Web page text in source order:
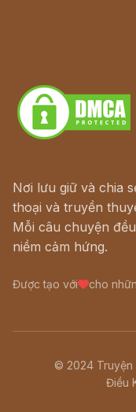
Nơi lưu giữ và chia
thoại và truyền
Mỗi câu chuyện
niềm cảm hứng.
Được tạo với cho
© 2024 Truyện
Điều